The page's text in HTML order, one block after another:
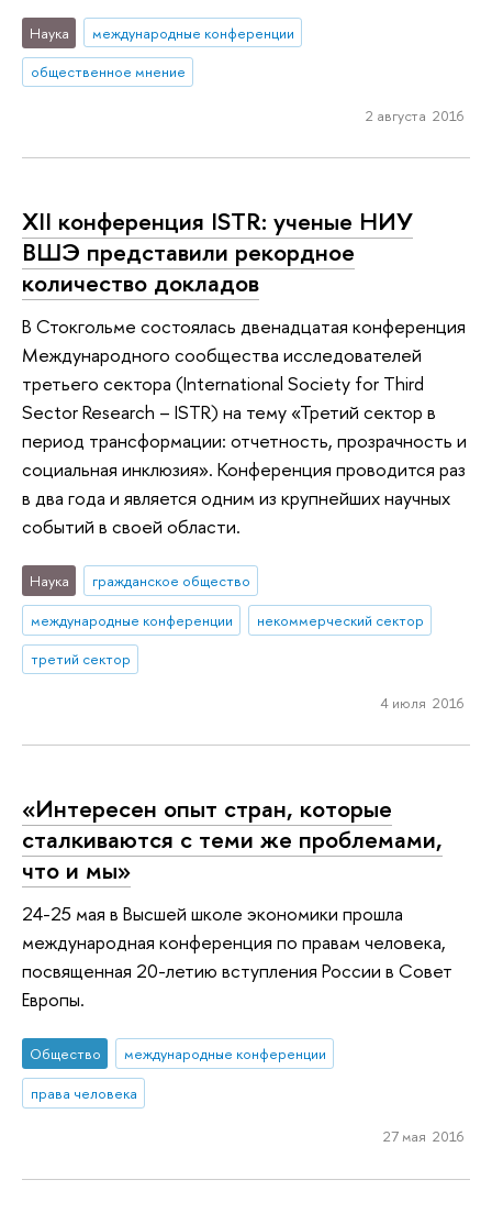
Наука
международные конференции
общественное мнение
2 августа 2016
XII конференция ISTR: ученые НИУ
ВШЭ представили рекордное
количество докладов
В Стокгольме состоялась двенадцатая конференция
Международного сообщества исследователей
третьего сектора (International Society for Third
Sector Research – ISTR) на тему «Третий сектор в
период трансформации: отчетность, прозрачность и
социальная инклюзия». Конференция проводится раз
в два года и является одним из крупнейших научных
событий в своей области.
Наука
гражданское общество
международные конференции
некоммерческий сектор
третий сектор
4 июля 2016
«Интересен опыт стран, которые
сталкиваются с теми же проблемами,
что и мы»
24-25 мая в Высшей школе экономики прошла
международная конференция по правам человека,
посвященная 20-летию вступления России в Совет
Европы.
Общество
международные конференции
права человека
27 мая 2016